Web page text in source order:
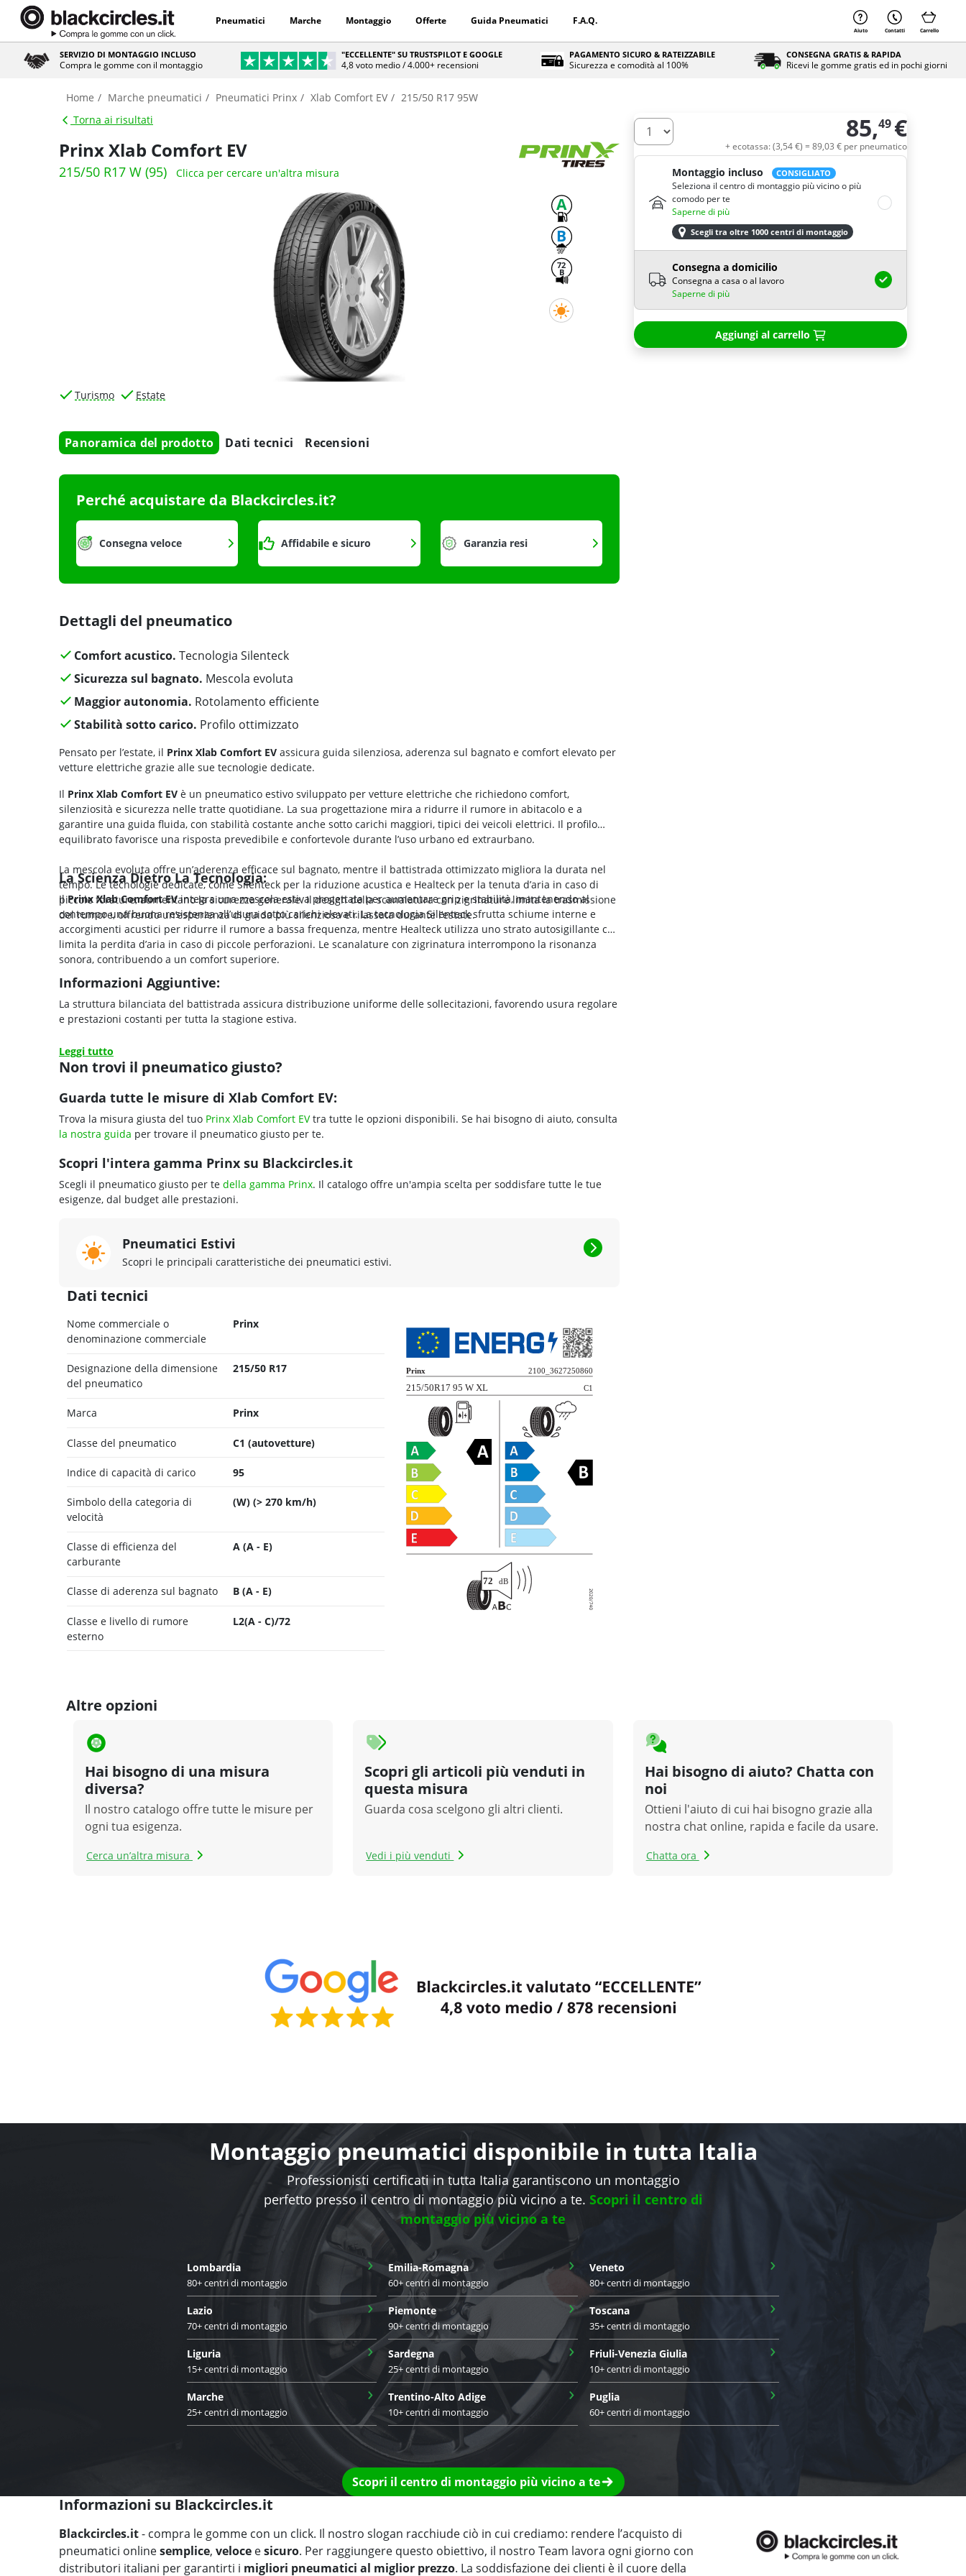
Pneumatici Marche Montaggio Offerte Guida Pneumatici F.A.Q.
Aiuto Contatti Carrello
SERVIZIO DI MONTAGGIO INCLUSO
Compra le gomme con il montaggio
"ECCELLENTE" SU TRUSTSPILOT E GOOGLE
4,8 voto medio / 4.000+ recensioni
PAGAMENTO SICURO & RATEIZZABILE
Sicurezza e comodità al 100%
CONSEGNA GRATIS & RAPIDA
Ricevi le gomme gratis ed in pochi giorni
Home Marche pneumatici Pneumatici Prinx Xlab Comfort EV
215/50 R17 95W
Torna ai risultati
Prinx Xlab Comfort EV
215/50 R17 W (95) Clicca per cercare un'altra misura
A
B
72
B
Turismo Estate
Panoramica del prodotto Dati tecnici Recensioni
Perché acquistare da Blackcircles.it?
Consegna veloce Affidabile e sicuro Garanzia resi
Dettagli del pneumatico
Comfort acustico. Tecnologia Silenteck
Sicurezza sul bagnato. Mescola evoluta
Maggior autonomia. Rotolamento efficiente
Stabilità sotto carico. Profilo ottimizzato
Pensato per l’estate, il Prinx Xlab Comfort EV assicura guida silenziosa, aderenza sul bagnato e comfort elevato per
vetture elettriche grazie alle sue tecnologie dedicate.
Il Prinx Xlab Comfort EV è un pneumatico estivo sviluppato per vetture elettriche che richiedono comfort,
silenziosità e sicurezza nelle tratte quotidiane. La sua progettazione mira a ridurre il rumore in abitacolo e a
garantire una guida fluida, con stabilità costante anche sotto carichi maggiori, tipici dei veicoli elettrici. Il profilo
equilibrato favorisce una risposta prevedibile e confortevole durante l’uso urbano ed extraurbano.
La mescola evoluta offre un’aderenza efficace sul bagnato, mentre il battistrada ottimizzato migliora la durata nel
tempo. Le tecnologie dedicate, come Silenteck per la riduzione acustica e Healteck per la tenuta d’aria in caso di
piccole forature, aumentano la sicurezza generale. Il design della scanalatura con zigrinature limita la trasmissione
del rumore, offrendo un’esperienza di guida più silenziosa e rilassata durante l’estate.
La Scienza Dietro La Tecnologia:
IlPrinx Xlab Comfort EVintegra una mescola estiva progettata per aumentare grip e stabilità, mantenendo al
contempo una buona resistenza all’usura sotto carichi elevati. La tecnologia Silenteck sfrutta schiume interne e
accorgimenti acustici per ridurre il rumore a bassa frequenza, mentre Healteck utilizza uno strato autosigillante che
limita la perdita d’aria in caso di piccole perforazioni. Le scanalature con zigrinatura interrompono la risonanza
sonora, contribuendo a un comfort superiore.
Informazioni Aggiuntive:
La struttura bilanciata del battistrada assicura distribuzione uniforme delle sollecitazioni, favorendo usura regolare
e prestazioni costanti per tutta la stagione estiva.
Leggi tutto
Non trovi il pneumatico giusto?
Guarda tutte le misure di Xlab Comfort EV:
Trova la misura giusta del tuo Prinx Xlab Comfort EVtra tutte le opzioni disponibili. Se hai bisogno di aiuto, consulta
la nostra guida per trovare il pneumatico giusto per te.
Scopri l'intera gamma Prinx su Blackcircles.it
Scegli il pneumatico giusto per te della gamma Prinx. Il catalogo offre un'ampia scelta per soddisfare tutte le tue
esigenze, dal budget alle prestazioni.
Pneumatici Estivi
Scopri le principali caratteristiche dei pneumatici estivi.
Dati tecnici
Nome commerciale o
denominazione commerciale
Prinx
Designazione della dimensione
del pneumatico
215/50 R17
Marca Prinx
Classe del pneumatico C1 (autovetture)
Indice di capacità di carico 95
Simbolo della categoria di
velocità
(W) (> 270 km/h)
Classe di efficienza del
carburante
A (A - E)
Classe di aderenza sul bagnato B (A - E)
Classe e livello di rumore
esterno
L2(A - C)/72
Quantità 85,49 €
+ ecotassa: (3,54€) = 89,03 € per pneumatico
Montaggio incluso CONSIGLIATO
Seleziona il centro di montaggio più vicino o più
comodo per te
Saperne di più
Scegli tra oltre 1000 centri di montaggio
Consegna a domicilio
Consegna a casa o al lavoro
Saperne di più
Aggiungi al carrello
Altre opzioni
Hai bisogno di una misura
diversa?
Il nostro catalogo offre tutte le misure per
ogni tua esigenza.
Cerca un’altra misura
Scopri gli articoli più venduti in
questa misura
Guarda cosa scelgono gli altri clienti.
Vedi i più venduti
Hai bisogno di aiuto? Chatta con
noi
Ottieni l'aiuto di cui hai bisogno grazie alla
nostra chat online, rapida e facile da usare.
Chatta ora
Montaggio pneumatici disponibile in tutta Italia
Professionisti certificati in tutta Italia garantiscono un montaggio
perfetto presso il centro di montaggio più vicino a te. Scopri il centro di
montaggio più vicino a te
Lombardia
80+ centri di montaggio
› Emilia-Romagna
60+ centri di montaggio
› Veneto
80+ centri di montaggio
›
Lazio
70+ centri di montaggio
› Piemonte
90+ centri di montaggio
› Toscana
35+ centri di montaggio
›
Liguria
15+ centri di montaggio
› Sardegna
25+ centri di montaggio
› Friuli-Venezia Giulia
10+ centri di montaggio
›
Marche
25+ centri di montaggio
› Trentino-Alto Adige
10+ centri di montaggio
› Puglia
60+ centri di montaggio
›
Scopri il centro di montaggio più vicino a te
Informazioni su Blackcircles.it
Blackcircles.it- compra le gomme con un click. Il nostro slogan racchiude ciò in cui crediamo: rendere l’acquisto di
pneumatici onlinesemplice, veloce esicuro. Per raggiungere questo obiettivo, il nostro Team lavora ogni giorno con
distributori italiani per garantirti i migliori pneumatici al miglior prezzo. La soddisfazione dei clienti è il cuore della